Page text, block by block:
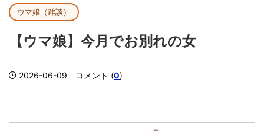
ウマ娘（雑談）
【ウマ娘】今月でお別れの女
2026-06-09 コメント (0)